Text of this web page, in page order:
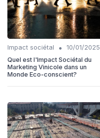
Impact sociétal •
10/01/2025
Quel est l'Impact Sociétal du
Marketing Vinicole dans un
Monde Eco-conscient?